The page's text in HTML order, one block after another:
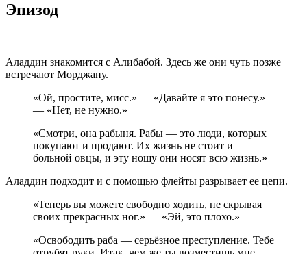
Эпизод
Аладдин знакомится с Алибабой. Здесь же они чуть позже
встречают Морджану.
«Ой, простите, мисс.» — «Давайте я это понесу.»
— «Нет, не нужно.»
«Смотри, она рабыня. Рабы — это люди, которых
покупают и продают. Их жизнь не стоит и
больной овцы, и эту ношу они носят всю жизнь.»
Аладдин подходит и с помощью флейты разрывает ее цепи.
«Теперь вы можете свободно ходить, не скрывая
своих прекрасных ног.» — «Эй, это плохо.»
«Освободить раба — серьёзное преступление. Тебе